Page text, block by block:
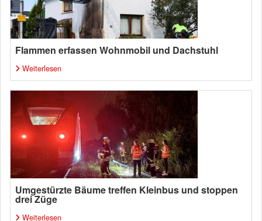
Flammen erfassen Wohnmobil und Dachstuhl
Weiterlesen
Umgestürzte Bäume treffen Kleinbus und stoppen
drei Züge
Weiterlesen